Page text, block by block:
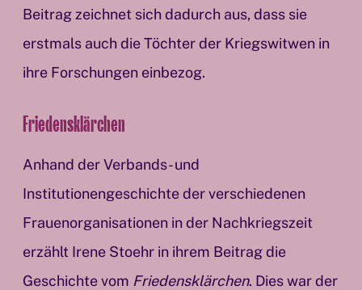
Beitrag zeichnet sich dadurch aus, dass sie
erstmals auch die Töchter der Kriegswitwen in
ihre Forschungen einbezog.
Friedensklärchen
Anhand der Verbands- und
Institutionengeschichte der verschiedenen
Frauenorganisationen in der Nachkriegszeit
erzählt Irene Stoehr in ihrem Beitrag die
Geschichte vom Friedensklärchen. Dies war der